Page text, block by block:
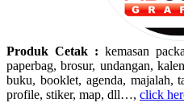
Produk Cetak : kemasan
paperbag, brosur, undangan,
buku, booklet, agenda, majalah,
profile, stiker, map, dll…, click